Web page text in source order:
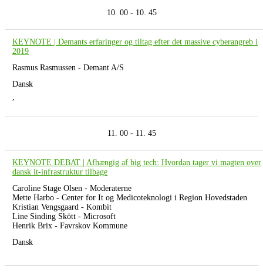
10. 00 - 10. 45
KEYNOTE | Demants erfaringer og tiltag efter det massive cyberangreb i
2019
Rasmus Rasmussen - Demant A/S
Dansk
,
11. 00 - 11. 45
KEYNOTE DEBAT | Afhængig af big tech: Hvordan tager vi magten over
dansk it-infrastruktur tilbage
Caroline Stage Olsen - Moderaterne
Mette Harbo - Center for It og Medicoteknologi i Region Hovedstaden
Kristian Vengsgaard - Kombit
Line Sinding Skött - Microsoft
Henrik Brix - Favrskov Kommune
Dansk